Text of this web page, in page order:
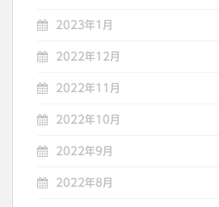
2023年1月
2022年12月
2022年11月
2022年10月
2022年9月
2022年8月